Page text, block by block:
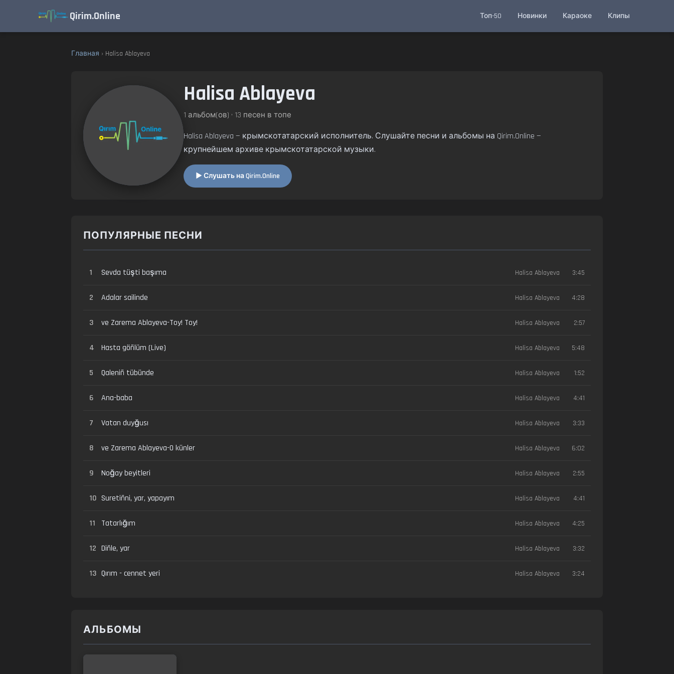
Qirim.Online Топ-50 Новинки Караоке Клипы
Главная › Halisa Ablayeva
Halisa Ablayeva
1 альбом(ов) • 13 песен в топе
Halisa Ablayeva — крымскотатарский исполнитель. Слушайте песни и альбомы на Qirim.Online —
крупнейшем архиве крымскотатарской музыки.
▶ Слушать на Qirim.Online
ПОПУЛЯРНЫЕ ПЕСНИ
1 Sevda tüşti başıma Halisa Ablayeva 3:45
2 Adalar sailinde Halisa Ablayeva 4:28
3 ve Zarema Ablayeva-Toy! Toy! Halisa Ablayeva 2:57
4 Hasta göñlüm (Live) Halisa Ablayeva 5:48
5 Qaleniñ tübünde Halisa Ablayeva 1:52
6 Ana-baba Halisa Ablayeva 4:41
7 Vatan duyğusı Halisa Ablayeva 3:33
8 ve Zarema Ablayeva-O künler Halisa Ablayeva 6:02
9 Noğay beyitleri Halisa Ablayeva 2:55
10 Suretiñni, yar, yapayım Halisa Ablayeva 4:41
11 Tatarlığım Halisa Ablayeva 4:25
12 Diñle, yar Halisa Ablayeva 3:32
13 Qırım - cennet yeri Halisa Ablayeva 3:24
АЛЬБОМЫ